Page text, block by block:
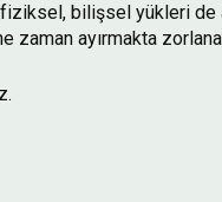
bilişsel yükleri de
zaman ayırmakta